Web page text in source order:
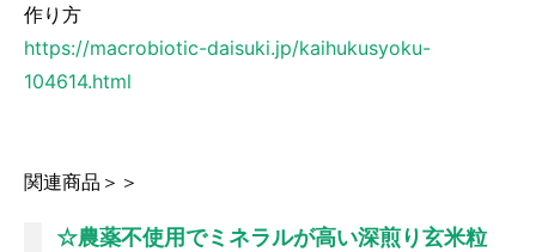
作り方
https://macrobiotic-daisuki.jp/kaihukusyoku-
104614.html
関連商品＞＞
☆農薬不使用でミネラルが高い深煎り玄米粒